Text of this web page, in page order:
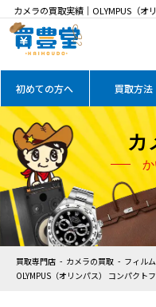
カメラの買取実績｜OLYMPUS（オ
取
初めての方へ 買取方法
カ
買取専門店 カメラの買取
フィル
OLYMPUS（オリンパス） コンパクト